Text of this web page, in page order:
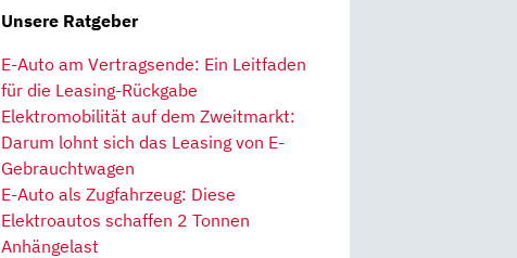
Unsere Ratgeber
E-Auto am Vertragsende: Ein Leitfaden
für die Leasing-Rückgabe
Elektromobilität auf dem Zweitmarkt:
Darum lohnt sich das Leasing von E-
Gebrauchtwagen
E-Auto als Zugfahrzeug: Diese
Elektroautos schaffen 2 Tonnen
Anhängelast